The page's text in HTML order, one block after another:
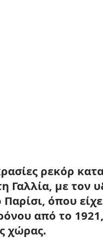
ρεκόρ
Γαλλία, με τον
, όπου
από το 1921
χώρας.